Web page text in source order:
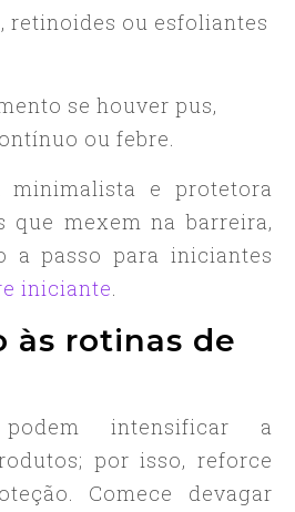
retinoides ou esfoliantes
se houver pus,
ou febre.
minimalista e protetora
que mexem na barreira,
a passo para iniciantes
iniciante.
às rotinas de
intensificar a
por isso, reforce
Comece devagar